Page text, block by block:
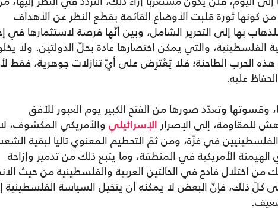
من كونها ثورة قلبت الأوضاع القائمة بقطع النظر عن الأهداف
بها إلى التحرير الشامل، وبين أنّها فرصة لاستثمارها في
الفلسطينية، والتي يمكن اختصارها عادة بحلّ الدولتين. ولا
الحرب الطاحنة؛ فلا يَعْتَرِض على أيّ تنازلات جوهرية، فقط
عليه.
وقسوتها وتعدّد صورها من الفتح الكبير يوم العبور للأفق
للمقاومة، إلى الإصرار
الإسرائيلي والأمريكي المكشوف،
في غزّة، ومن ثمّ التحطيم المعنوي تاليا لبقية
الأمريكية في المنطقة، وما يتبع ذلك من تدمير وإزاحة
من اختلال فادح في الحالتين العربية والفلسطينية من حيث
كلّ ذلك، فإنّ البعض لا يمكنه أن يتخيل السياسة الفلسطينية